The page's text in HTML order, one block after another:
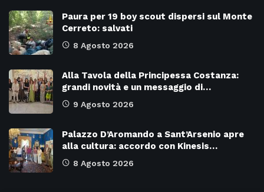
Paura per 19 boy scout dispersi sul Monte
Cerreto: salvati
8 Agosto 2026
Alla Tavola della Principessa Costanza:
grandi novità e un messaggio di…
9 Agosto 2026
Palazzo D’Aromando a Sant’Arsenio apre
alla cultura: accordo con Kinesis…
8 Agosto 2026